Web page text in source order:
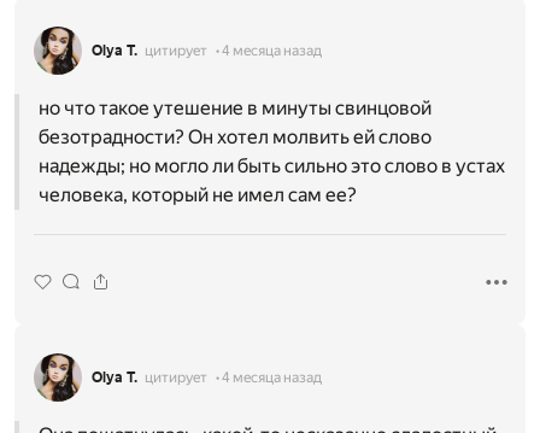
Olya T. цитирует 4 месяца назад
но что такое утешение в минуты свинцовой
безотрадности? Он хотел молвить ей слово
надежды; но могло ли быть сильно это слово в устах
человека, который не имел сам ее?
Olya T. цитирует 4 месяца назад